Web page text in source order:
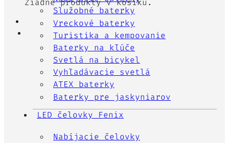
LED čelovky Fenix
Nabíjacie čelovky
Služobné baterky
Vreckové baterky
Turistika a kempovanie
Baterky na kľúče
Svetlá na bicykel
Vyhľadávacie svetlá
ATEX baterky
Baterky pre jaskyniarov